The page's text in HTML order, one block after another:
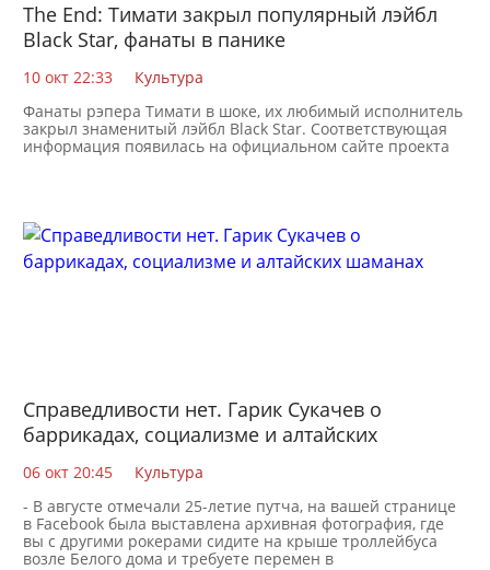
The End: Тимати закрыл популярный лэйбл
Black Star, фанаты в панике
10 окт 22:33
Культура
Фанаты рэпера Тимати в шоке, их любимый исполнитель
закрыл знаменитый лэйбл Black Star. Соответствующая
информация появилась на официальном сайте проекта
Справедливости нет. Гарик Сукачев о
баррикадах, социализме и алтайских
06 окт 20:45
Культура
- В августе отмечали 25-летие путча, на вашей странице
в Facebook была выставлена архивная фотография, где
вы с другими рокерами сидите на крыше троллейбуса
возле Белого дома и требуете перемен в